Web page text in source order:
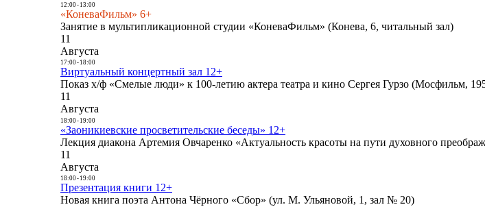
12:00- 13:00
«КоневаФильм» 6+
Занятие в мультипликационной студии «КоневаФильм» (Конева, 6, читальный зал)
11
Августа
17:00- 18:00
Виртуальный концертный зал 12+
Показ х/ф «Смелые люди» к 100-летию актера театра и кино Сергея Гурзо (Мосфильм,
11
Августа
18:00- 19:00
«Заоникиевские просветительские беседы» 12+
Лекция диакона Артемия Овчаренко «Актуальность красоты на пути духовного
11
Августа
18:00- 19:00
Презентация книги 12+
Новая книга поэта Антона Чёрного «Сбор» (ул. М. Ульяновой, 1, зал № 20)